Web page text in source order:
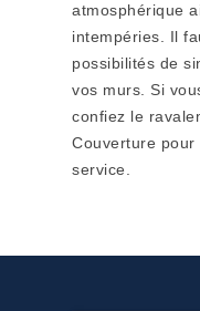
atmosphérique
intempéries. Il
possibilités de
vos murs. Si
confiez le
Couverture pour
service.